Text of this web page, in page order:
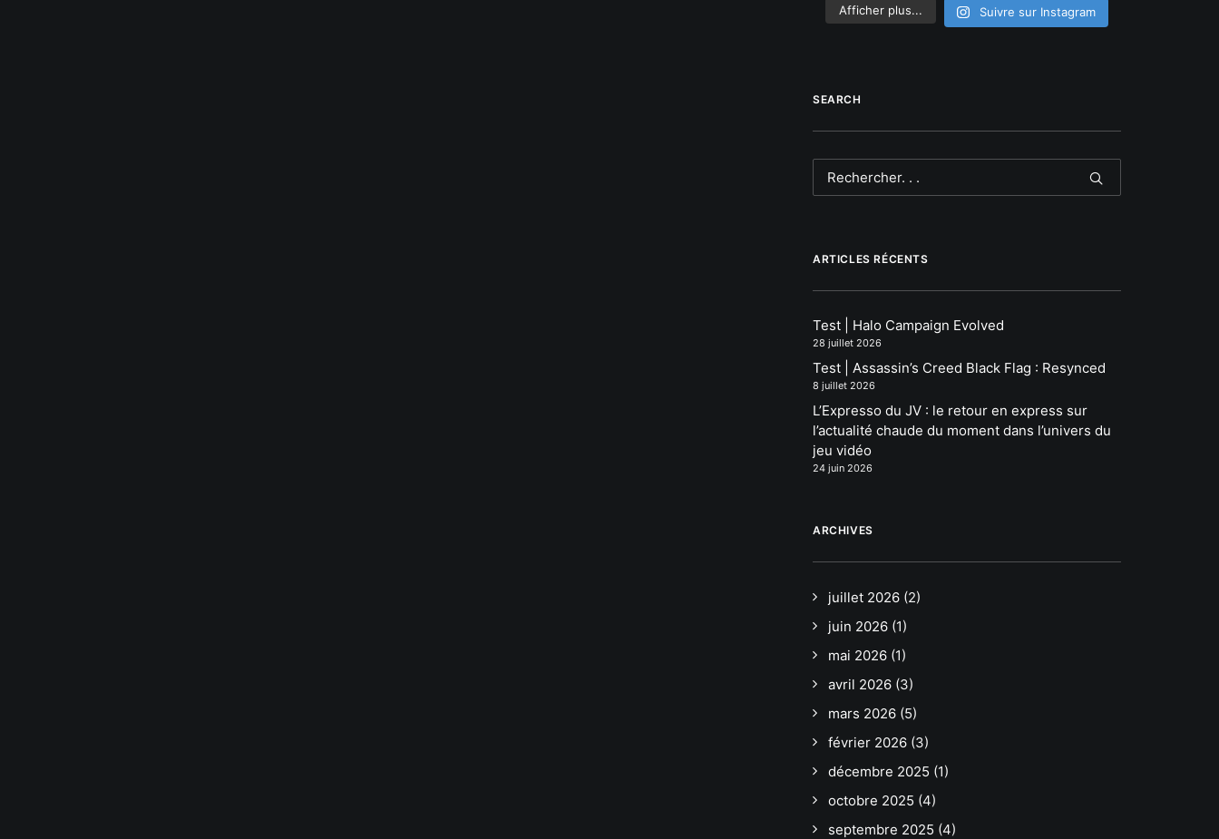
Afficher plus... Suivre sur Instagram
SEARCH
ARTICLES RÉCENTS
Test | Halo Campaign Evolved
28 juillet 2026
Test | Assassin’s Creed Black Flag : Resynced
8 juillet 2026
L’Expresso du JV : le retour en express sur
l’actualité chaude du moment dans l’univers du
jeu vidéo
24 juin 2026
ARCHIVES
juillet 2026 (2)
juin 2026 (1)
mai 2026 (1)
avril 2026 (3)
mars 2026 (5)
février 2026 (3)
décembre 2025 (1)
octobre 2025 (4)
septembre 2025 (4)